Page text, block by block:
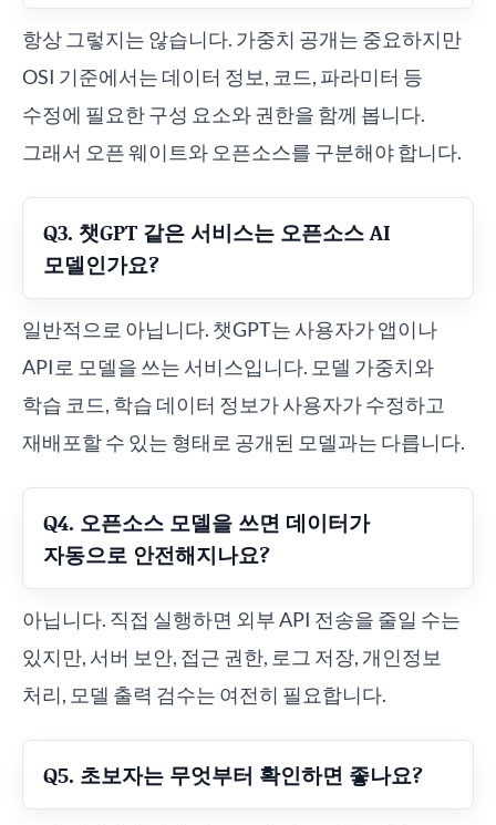
항상 그렇지는 않습니다. 가중치 공개는 중요하지만
OSI 기준에서는 데이터 정보, 코드, 파라미터 등
수정에 필요한 구성 요소와 권한을 함께 봅니다.
그래서 오픈 웨이트와 오픈소스를 구분해야 합니다.
Q3. 챗GPT 같은 서비스는 오픈소스 AI
모델인가요?
일반적으로 아닙니다. 챗GPT는 사용자가 앱이나
API로 모델을 쓰는 서비스입니다. 모델 가중치와
학습 코드, 학습 데이터 정보가 사용자가 수정하고
재배포할 수 있는 형태로 공개된 모델과는 다릅니다.
Q4. 오픈소스 모델을 쓰면 데이터가
자동으로 안전해지나요?
아닙니다. 직접 실행하면 외부 API 전송을 줄일 수는
있지만, 서버 보안, 접근 권한, 로그 저장, 개인정보
처리, 모델 출력 검수는 여전히 필요합니다.
Q5. 초보자는 무엇부터 확인하면 좋나요?